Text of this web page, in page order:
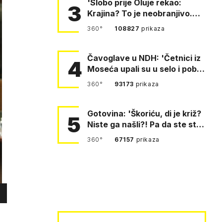
3
'Slobo prije Oluje rekao:
Krajina? To je neobranjivo.
Tuđmana zvao Krivousti'
360° 108827prikaza
4 Čavoglave u NDH: 'Četnici iz
Moseća upali su u selo i pobili
obitelj Perković'
360° 93173 prikaza
5
Gotovina: 'Škoriću, di je križ?
Niste ga našli?! Pa da ste stali
i pitali fratr…
360° 67157 prikaza